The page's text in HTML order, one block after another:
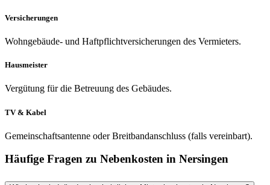
Versicherungen
Wohngebäude- und Haftpflichtversicherungen des Vermieters.
Hausmeister
Vergütung für die Betreuung des Gebäudes.
TV & Kabel
Gemeinschaftsantenne oder Breitbandanschluss (falls vereinbart).
Häufige Fragen zu Nebenkosten in Nersingen